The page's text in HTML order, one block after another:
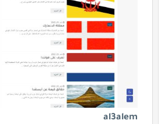
al3alem